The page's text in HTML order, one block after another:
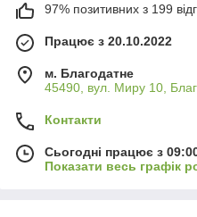
97% позитивних з 199
Працює з 20.10.2022
м. Благодатне
45490, вул. Миру 10,
Контакти
Сьогодні працює з
Показати весь графік